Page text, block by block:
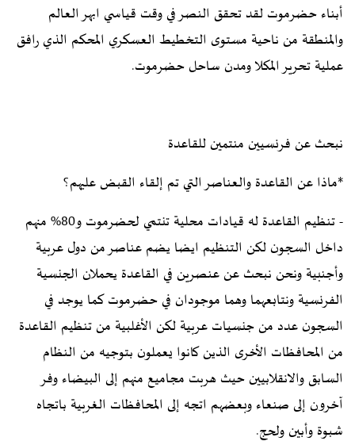
أبناء حضرموت لقد تحقق النصر في وقت قياسي ابهر العالم
والمنطقة من ناحية مستوى التخطيط العسكري المحكم الذي رافق
عملية تحرير المكلا ومدن ساحل حضرموت.
نبحث عن فرنسيين منتمين للقاعدة
*ماذا عن القاعدة والعناصر التي تم إلقاء القبض عليهم؟
- تنظيم القاعدة له قيادات محلية تنتمي لحضرموت و80% منهم
داخل السجون لكن التنظيم ايضا يضم عناصر من دول عربية
وأجنبية ونحن نبحث عن عنصرين في القاعدة يحملان الجنسية
الفرنسية ونتابعهما وهما موجودان في حضرموت كما يوجد في
السجون عدد من جنسيات عربية لكن الأغلبية من تنظيم القاعدة
من المحافظات الأخرى الذين كانوا يعملون بتوجيه من النظام
السابق والانقلابيين حيث هربت مجاميع منهم إلى البيضاء وفر
آخرون إلى صنعاء وبعضهم اتجه إلى المحافظات الغربية باتجاه
شبوة وأبين ولحج.